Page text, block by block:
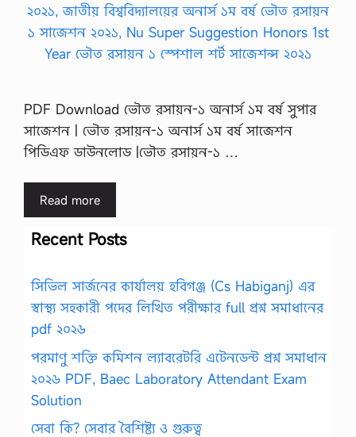
PDF Download ভৌত রসায়ন-১ অনার্স ১ম বর্ষ সুপার
সাজেশন | ভৌত রসায়ন-১ অনার্স ১ম বর্ষ সাজেশন
পিডিএফ ডাউনলোড |ভৌত রসায়ন-১ …
Read more
Recent Posts
সিভিল সার্জনের কার্যালয় হবিগঞ্জ (Cs Habiganj) এর
স্বাস্থ্য সহকারী পদের লিখিত পরীক্ষার full প্রশ্ন সমাধানের
pdf ২০২৬
পরমাণু শক্তি কমিশন ল্যাবরেটরি এটেনডেন্ট প্রশ্ন সমাধান
২০২৬ PDF, Baec Laboratory Attendant Exam
Solution
সেবা কি? সেবার বৈশিষ্ট্য ও গুরুত্ব